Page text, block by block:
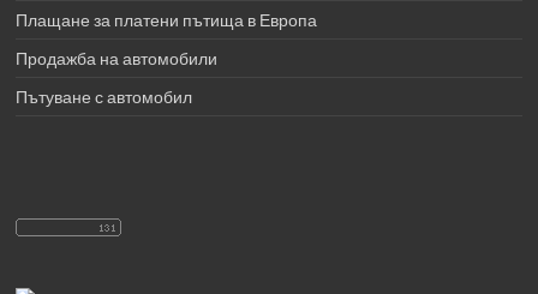
Плащане за платени пътища в Европа
Продажба на автомобили
Пътуване с автомобил